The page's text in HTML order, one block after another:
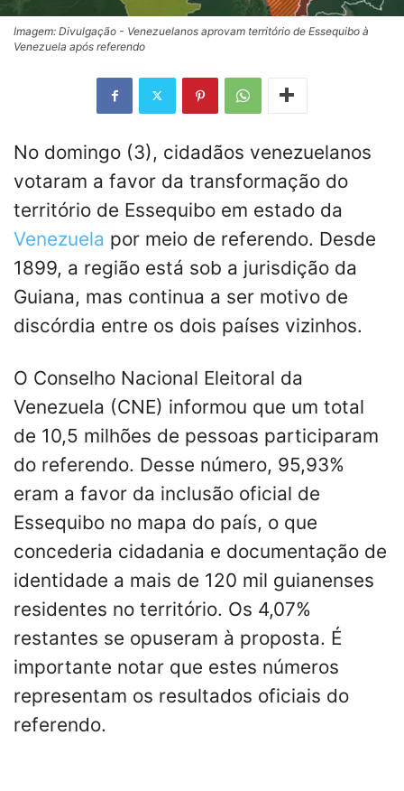
Imagem: Divulgação - Venezuelanos aprovam território de Essequibo à
Venezuela após referendo
No domingo (3), cidadãos venezuelanos
votaram a favor da transformação do
território de Essequibo em estado da
Venezuela por meio de referendo. Desde
1899, a região está sob a jurisdição da
Guiana, mas continua a ser motivo de
discórdia entre os dois países vizinhos.
O Conselho Nacional Eleitoral da
Venezuela (CNE) informou que um total
de 10,5 milhões de pessoas participaram
do referendo. Desse número, 95,93%
eram a favor da inclusão oficial de
Essequibo no mapa do país, o que
concederia cidadania e documentação de
identidade a mais de 120 mil guianenses
residentes no território. Os 4,07%
restantes se opuseram à proposta. É
importante notar que estes números
representam os resultados oficiais do
referendo.